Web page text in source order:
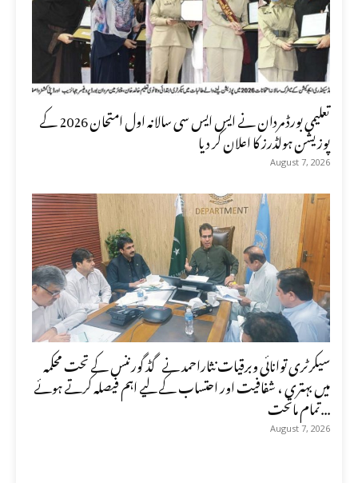
تعلیمی بورڈ مردان نے ایس ایس سی سالانہ اول امتحان 2026 کے
پوزیشن ہولڈرز کا اعلان کر دیا
August 7, 2026
سیکرٹری توانائی وبرقیات نثاراحمد نے گڈ گورننس کے تحت محکمہ
میں بہتری ، شفافیت اور احتساب کے لیے اہم فیصلہ کرتے ہوئے
تمام ماتحت...
August 7, 2026